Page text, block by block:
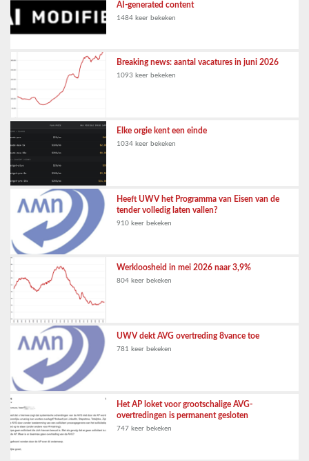
AI-generated content
1484 keer bekeken
Breaking news: aantal vacatures in juni 2026
1093 keer bekeken
Elke orgie kent een einde
1034 keer bekeken
Heeft UWV het Programma van Eisen van de
tender volledig laten vallen?
910 keer bekeken
Werkloosheid in mei 2026 naar 3,9%
804 keer bekeken
UWV dekt AVG overtreding 8vance toe
781 keer bekeken
Het AP loket voor grootschalige AVG-
overtredingen is permanent gesloten
747 keer bekeken